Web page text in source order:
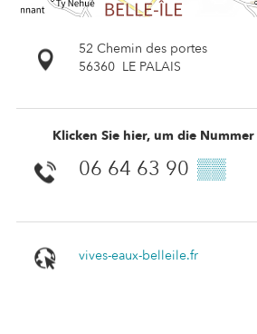
52 Chemin des portes
56360 LE PALAIS
Klicken Sie hier, um die Nummer
06 64 63 90 ▒▒
vives-eaux-belleile.fr